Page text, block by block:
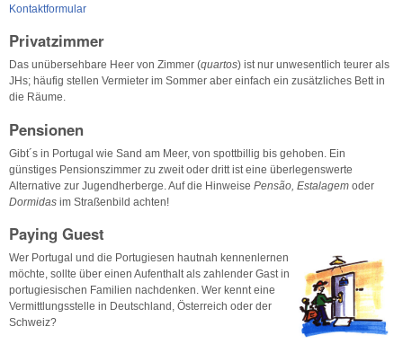
Kontaktformular
Privatzimmer
Das unübersehbare Heer von Zimmer (quartos) ist nur unwesentlich teurer als
JHs; häufig stellen Vermieter im Sommer aber einfach ein zusätzliches Bett in
die Räume.
Pensionen
Gibt´s in Portugal wie Sand am Meer, von spottbillig bis gehoben. Ein
günstiges Pensionszimmer zu zweit oder dritt ist eine überlegenswerte
Alternative zur Jugendherberge. Auf die Hinweise Pensão, Estalagem oder
Dormidas im Straßenbild achten!
Paying Guest
Wer Portugal und die Portugiesen hautnah kennenlernen
möchte, sollte über einen Aufenthalt als zahlender Gast in
portugiesischen Familien nachdenken. Wer kennt eine
Vermittlungsstelle in Deutschland, Österreich oder der
Schweiz?